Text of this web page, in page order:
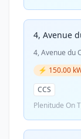
4, Avenue
4, Avenue du
⚡ 150.00
CCS
Plenitude On